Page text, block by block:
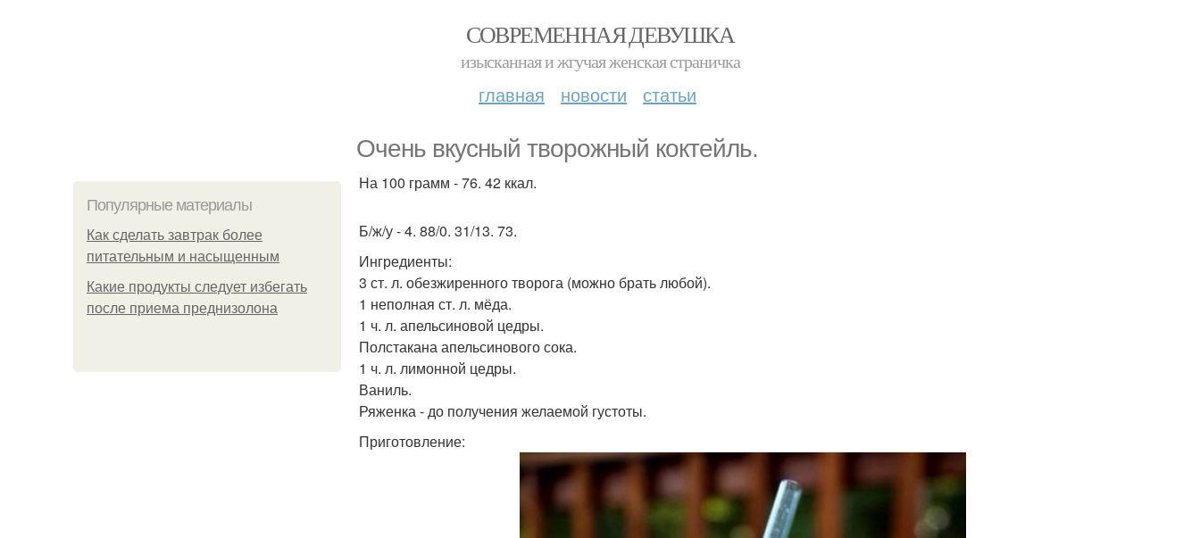
СОВРЕМЕННАЯ ДЕВУШКА
изысканная и жгучая женская страничка
главная новости статьи
Очень вкусный творожный коктейль.
Популярные материалы
Как сделать завтрак более
питательным и насыщенным
Какие продукты следует избегать
после приема преднизолона
На 100 грамм - 76. 42 ккал.
Б/ж/у - 4. 88/0. 31/13. 73.
Ингредиенты:
3 ст. л. обезжиренного творога (можно брать любой).
1 неполная ст. л. мёда.
1 ч. л. апельсиновой цедры.
Полстакана апельсинового сока.
1 ч. л. лимонной цедры.
Ваниль.
Ряженка - до получения желаемой густоты.
Приготовление: